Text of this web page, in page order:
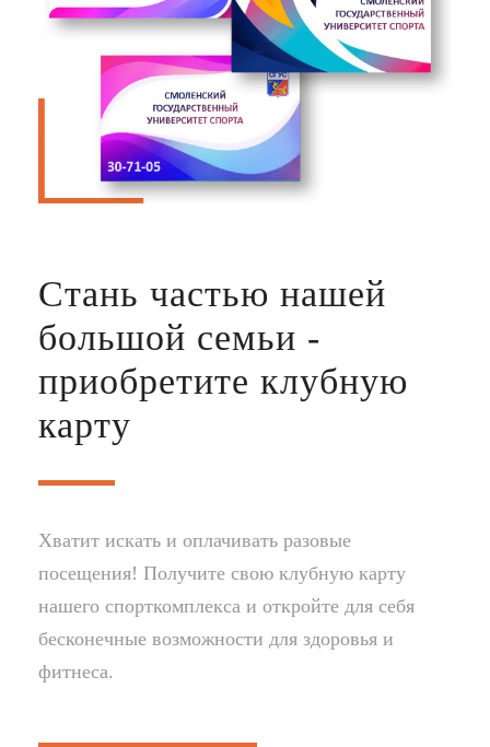
Cтань частью нашей
большой семьи -
приобретите клубную
карту
Хватит искать и оплачивать разовые
посещения! Получите свою клубную карту
нашего спорткомплекса и откройте для себя
бесконечные возможности для здоровья и
фитнеса.